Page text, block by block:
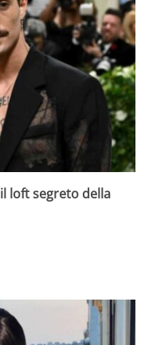
loft segreto della